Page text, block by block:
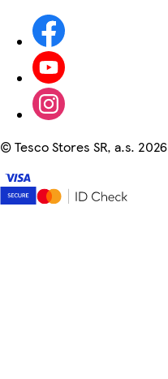
©Tesco Stores SR, a.s. 2026